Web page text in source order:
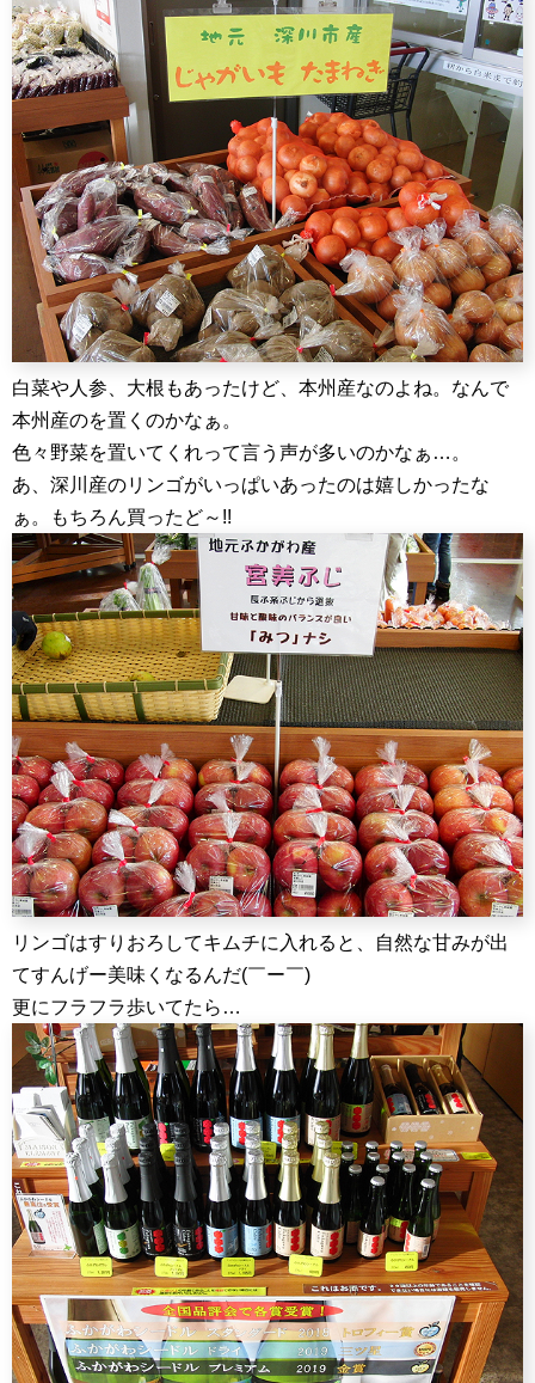
白菜や人参、大根もあったけど、本州産なのよね。なんで
本州産のを置くのかなぁ。
色々野菜を置いてくれって言う声が多いのかなぁ…。
あ、深川産のリンゴがいっぱいあったのは嬉しかったな
ぁ。もちろん買ったど～!!
リンゴはすりおろしてキムチに入れると、自然な甘みが出
てすんげー美味くなるんだ(￣ー￣)
更にフラフラ歩いてたら…